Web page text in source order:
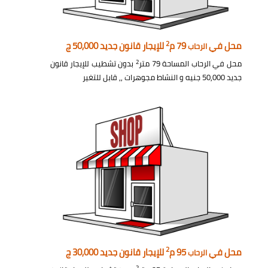
محل فيالرحاب79 م 2للإيجار قانون جديد 50,000 ج
محل في الرحاب المساحة 79 متر 2بدون تشطيب للإيجار قانون
جديد 50,000 جنيه و النشاط مجوهرات ,, قابل للتغير
محل فيالرحاب95 م 2للإيجار قانون جديد 30,000 ج